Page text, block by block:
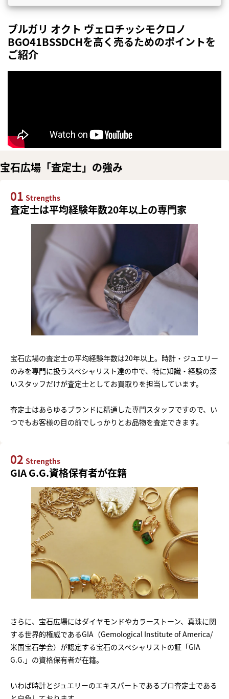
ブルガリ オクト ヴェロチッシモクロノ
BGO41BSSDCHを高く売るためのポイントを
ご紹介
宝石広場「査定士」の強み
01 Strengths
査定士は平均経験年数20年以上の専門家
宝石広場の査定士の平均経験年数は20年以上。時計・ジュエリー
のみを専門に扱うスペシャリスト達の中で、特に知識・経験の深
いスタッフだけが査定士としてお買取りを担当しています。
査定士はあらゆるブランドに精通した専門スタッフですので、い
つでもお客様の目の前でしっかりとお品物を査定できます。
02 Strengths
GIA G.G.資格保有者が在籍
さらに、宝石広場にはダイヤモンドやカラーストーン、真珠に関
する世界的権威であるGIA（Gemological Institute of America/
米国宝石学会）が認定する宝石のスペシャリストの証「GIA
G.G.」の資格保有者が在籍。
いわば時計とジュエリーのエキスパートであるプロ査定士である